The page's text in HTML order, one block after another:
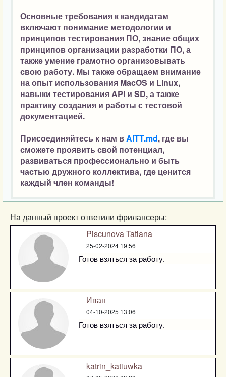
Основные требования к кандидатам
включают понимание методологии и
принципов тестирования ПО, знание общих
принципов организации разработки ПО, а
также умение грамотно организовывать
свою работу. Мы также обращаем внимание
на опыт использования MacOS и Linux,
навыки тестирования API и SD, а также
практику создания и работы с тестовой
документацией.
Присоединяйтесь к нам вAITT.md, где вы
сможете проявить свой потенциал,
развиваться профессионально и быть
частью дружного коллектива, где ценится
каждый член команды!
На данный проект ответили фрилансеры:
Piscunova Tatiana
25-02-2024 19:56
Готов взяться за работу.
Иван
04-10-2025 13:06
Готов взяться за работу.
katrin_katiuwka